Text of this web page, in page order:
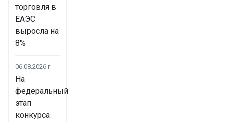
торговля в
ЕАЭС
выросла на
8%
06.08.2026 г
На
федеральный
этап
конкурса